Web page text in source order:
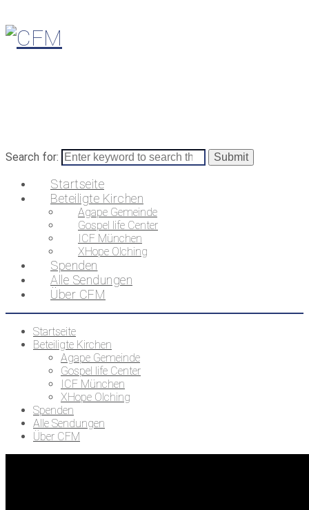
Search for:
Startseite
Beteiligte Kirchen
Agape Gemeinde
Gospel life Center
ICF München
XHope Olching
Spenden
Alle Sendungen
Über CFM
Startseite
Beteiligte Kirchen
Agape Gemeinde
Gospel life Center
ICF München
XHope Olching
Spenden
Alle Sendungen
Über CFM